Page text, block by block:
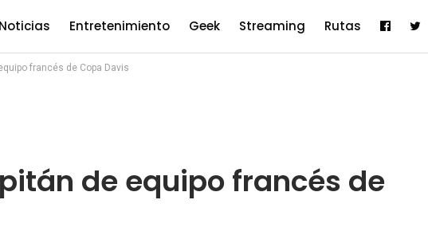
Noticias Entretenimiento Geek Streaming Rutas
francés de Copa Davis
de equipo francés de